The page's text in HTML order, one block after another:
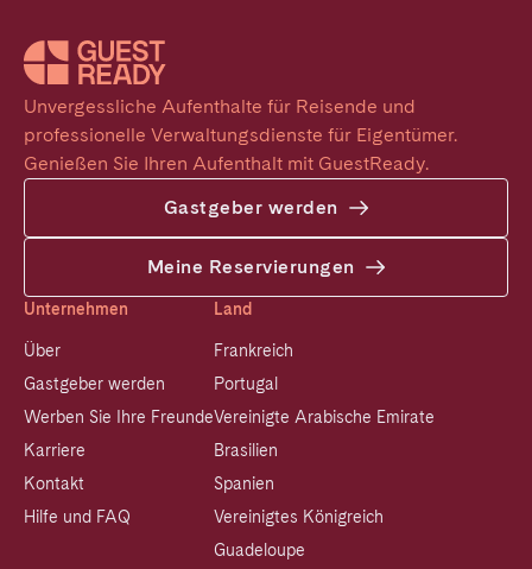
Unvergessliche Aufenthalte für Reisende und
professionelle Verwaltungsdienste für Eigentümer.
Genießen Sie Ihren Aufenthalt mit GuestReady.
Gastgeber werden
Meine Reservierungen
Unternehmen
Über
Gastgeber werden
Werben Sie Ihre Freunde
Karriere
Kontakt
Hilfe und FAQ
Land
Frankreich
Portugal
Vereinigte Arabische Emirate
Brasilien
Spanien
Vereinigtes Königreich
Guadeloupe